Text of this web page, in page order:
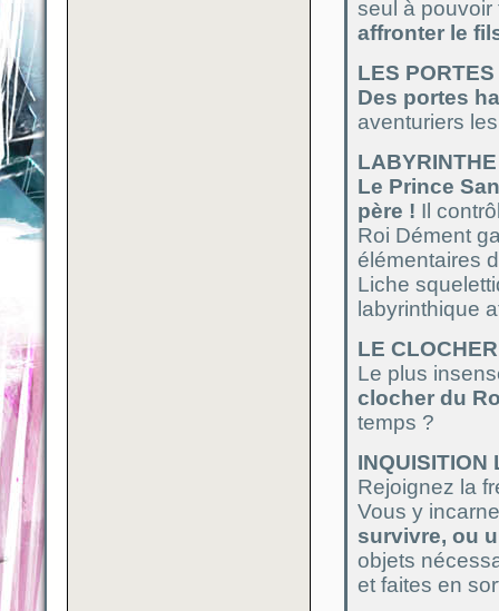
seul à pouvoir
affronter le
LES
Des portes
aventuriers
Le Prince
père ! Il
Roi Dément
élémentaires
Liche
labyrinthique
LE
Le plus
clocher du
temps ?
INQUISITION
Rejoignez la
Vous y
survivre, ou
objets
et faites en